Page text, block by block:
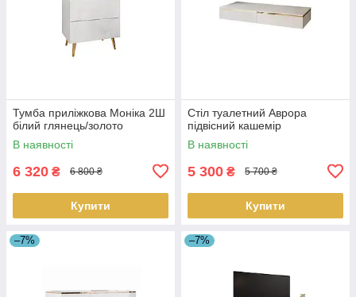
Тумба приліжкова Моніка 2Ш
білий глянець/золото
В наявності
6 320 ₴ 6 800 ₴
Купити
Стіл туалетний Аврора
підвісний кашемір
В наявності
5 300 ₴ 5 700 ₴
Купити
–7% –7%